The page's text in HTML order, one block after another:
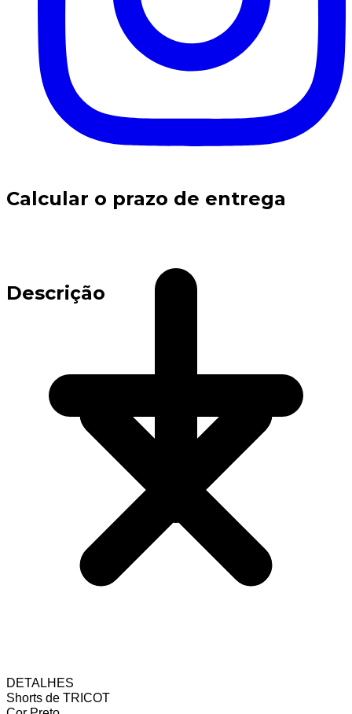
Calcular o prazo de entrega
Descrição
DETALHES
Shorts de TRICOT